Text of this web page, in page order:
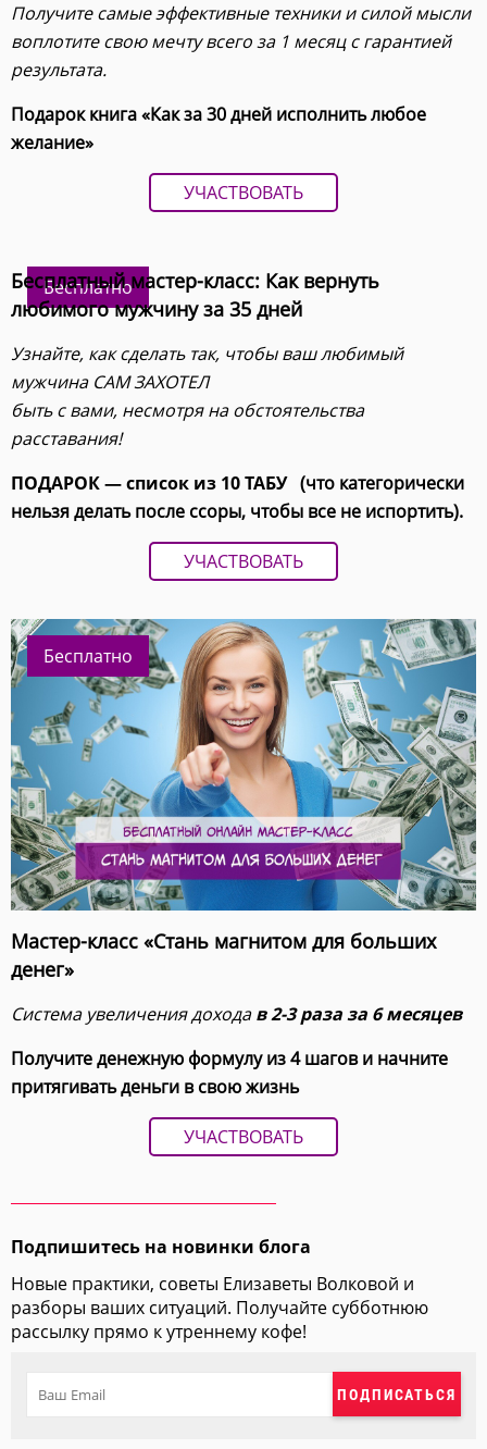
Получите самые эффективные техники и силой мысли
воплотите свою мечту всего за 1 месяц с гарантией
результата.
Подарок книга «Как за 30 дней исполнить любое
желание»
УЧАСТВОВАТЬ
Бесплатно
Бесплатный мастер-класс: Как вернуть
любимого мужчину за 35 дней
Узнайте, как сделать так, чтобы ваш любимый
мужчина САМ ЗАХОТЕЛ
быть с вами, несмотря на обстоятельства
расставания!
ПОДАРОК — список из 10 ТАБУ (что категорически
нельзя делать после ссоры, чтобы все не испортить).
УЧАСТВОВАТЬ
Бесплатно
Мастер-класс «Стань магнитом для больших
денег»
Система увеличения доходав 2-3 раза за 6 месяцев
Получите денежную формулу из 4 шагов и начните
притягивать деньги в свою жизнь
УЧАСТВОВАТЬ
Подпишитесь на новинки блога
Новые практики, советы Елизаветы Волковой и
разборы ваших ситуаций. Получайте субботнюю
рассылку прямо к утреннему кофе!
ПОДПИСАТЬСЯ